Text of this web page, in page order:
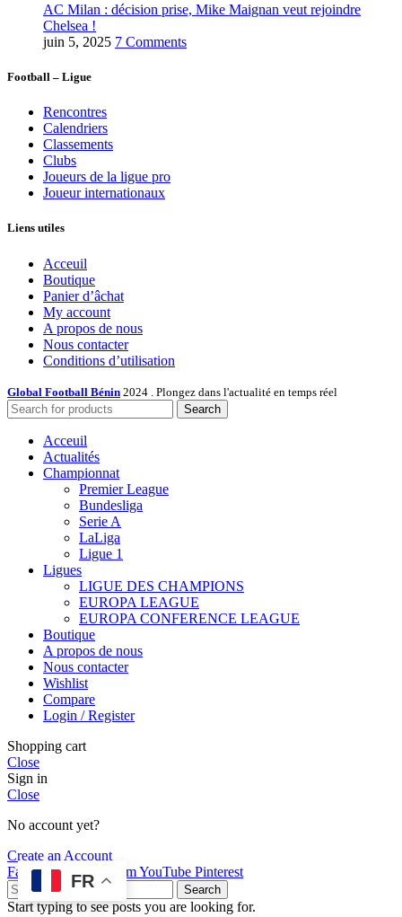
AC Milan : décision prise, Mike Maignan veut rejoindre
Chelsea !
juin 5, 2025 7 Comments
Football – Ligue
Rencontres
Calendriers
Classements
Clubs
Joueurs de la ligue pro
Joueur internationaux
Liens utiles
Acceuil
Boutique
Panier d’âchat
My account
A propos de nous
Nous contacter
Conditions d’utilisation
Global Football Bénin 2024 . Plongez dans l'actualité en temps réel
Search
Acceuil
Actualités
Championnat
Premier League
Bundesliga
Serie A
LaLiga
Ligue 1
Ligues
LIGUE DES CHAMPIONS
EUROPA LEAGUE
EUROPA CONFERENCE LEAGUE
Boutique
A propos de nous
Nous contacter
Wishlist
Compare
Login / Register
Shopping cart
Close
Sign in
Close
No account yet?
Create an Account
Facebook
X InstagramYouTube Pinterest
Search
Start typing to see posts you are looking for.
FR